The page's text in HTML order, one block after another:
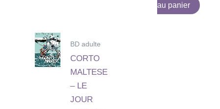
au panier
BD adulte
CORTO
MALTESE
– LE
JOUR